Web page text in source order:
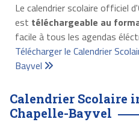
Le calendrier scolaire officiel
est téléchargeable au
facile à tous les agendas
Télécharger le Calendrier
Bayvel
Calendrier Scolaire
Chapelle-Bayvel